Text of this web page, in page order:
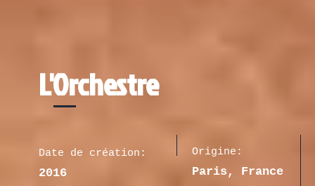
L'Orchestre
Date de création:
2016
Origine:
Paris, France